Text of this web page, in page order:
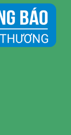
lạnh nhanh
sau 5 phút. Tính
nóng bức hoặc
thổi xa đến 15m